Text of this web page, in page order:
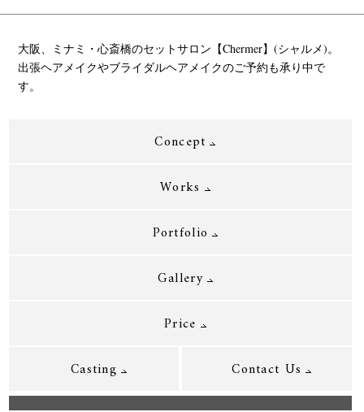
大阪、ミナミ・心斎橋のセットサロン【Chermer】(シャルメ)。
出張ヘアメイクやブライダルヘアメイクのご予約も承り中で
す。
Concept
Works
Portfolio
Gallery
Price
Casting
Contact Us